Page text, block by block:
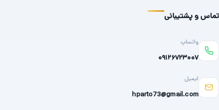
تماس و پشتیبانی
واتساپ
۰۹۱۲۶۷۲۳۰۰۷
ایمیل
hparto73@gmail.com